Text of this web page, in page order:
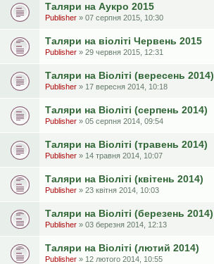
Таляри на Аукро 2015
Publisher » 07 серпня 2015, 10:30
Таляри на віоліті Червень 2015
Publisher » 29 червня 2015, 12:31
Таляри на Віоліті (вересень 2014)
Publisher » 17 вересня 2014, 10:18
Таляри на Віоліті (серпень 2014)
Publisher » 05 серпня 2014, 09:54
Таляри на Віоліті (травень 2014)
Publisher » 14 травня 2014, 10:07
Таляри на Віоліті (квітень 2014)
Publisher » 23 квітня 2014, 10:03
Таляри на Віоліті (березень 2014)
Publisher » 03 березня 2014, 12:13
Таляри на Віоліті (лютий 2014)
Publisher » 12 лютого 2014, 10:55